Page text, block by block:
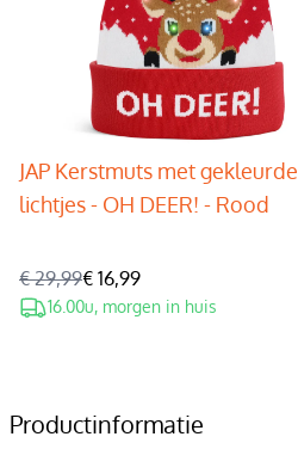
JAP Kerstmuts met gekleurde
lichtjes - OH DEER! - Rood
€ 29,99€ 16,99
16.00u, morgen in huis
Productinformatie